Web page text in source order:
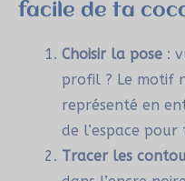
facile de ta
Choisir la pose :
profil ? Le motif
représenté en
de l’espace pour
Tracer les